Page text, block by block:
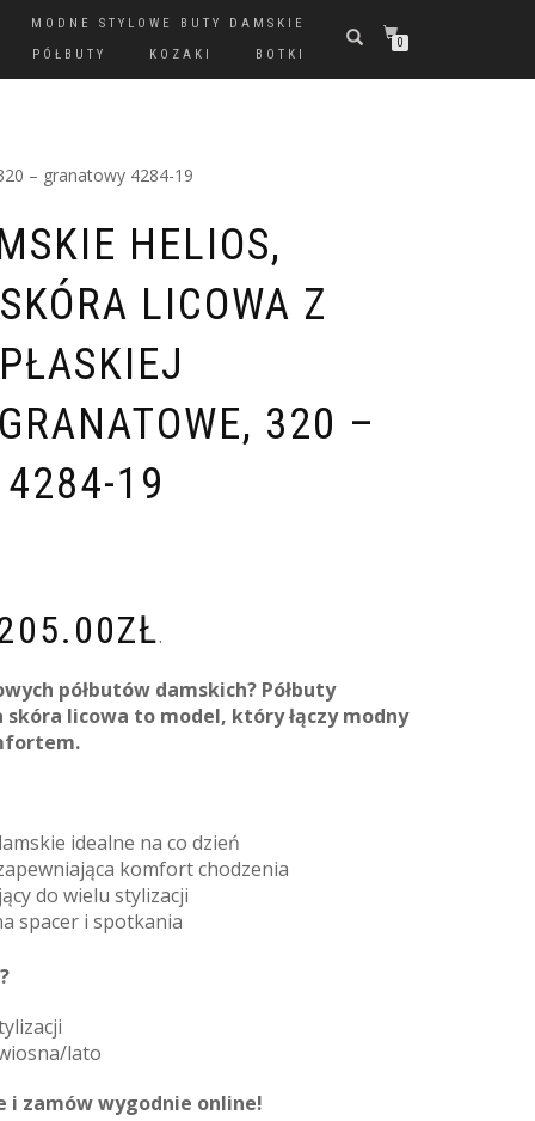
MODNE STYLOWE BUTY DAMSKIE
PÓŁBUTY
KOZAKI BOTKI
0
– granatowy 4284-19
HELIOS,
LICOWA Z
320 –
4284-19
ZŁ.
półbutów damskich? Półbuty
licowa to model, który łączy modny
idealne na co dzień
komfort chodzenia
do wielu stylizacji
spacer i spotkania
lato
i zamów wygodnie online!